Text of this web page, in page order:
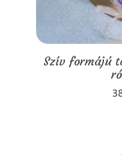
Szív formájú